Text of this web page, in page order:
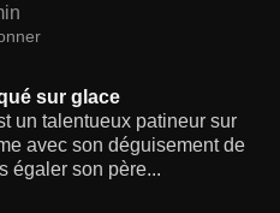
sur glace
un talentueux patineur sur
avec son déguisement de
égaler son père...